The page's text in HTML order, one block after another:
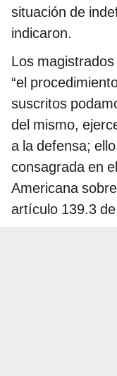
situación de
indicaron.
Los
“el
suscritos
del mismo,
a la defensa;
consagrada en
Americana
artículo 139.3